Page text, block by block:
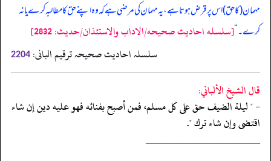
مہمان (‏‏‏‏کا حق) اس پر قرض ہوتا ہے، یہ مہمان کی مرضی ہے کہ وہ اپنے حق کا مطالبہ کرے یا نہ
کرے۔“[سلسله احاديث صحيحه/الاداب والاستئذان/حدیث: 2832]
سلسلہ احادیث صحیحہ ترقیم البانی: 2204
قال الشيخ الألباني:
- " ليلة الضيف حق على كل مسلم، فمن أصبح بفنائه فهو عليه دين إن شاء
اقتضى وإن شاء ترك ".
‏‏‏‏_____________________